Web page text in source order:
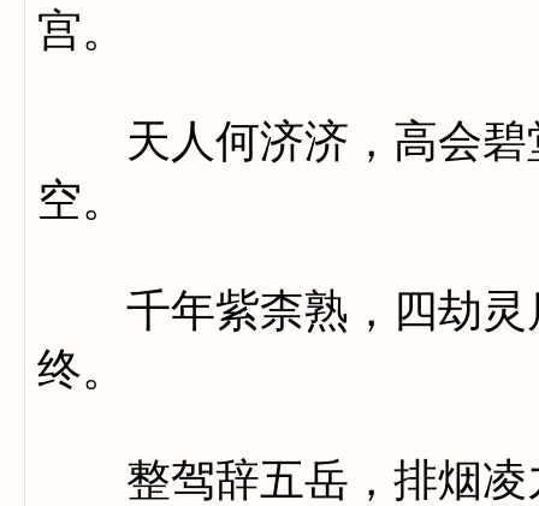
宫。
天人何济济，高会碧
空。
千年紫柰熟，四劫灵
终。
整驾辞五岳，排烟凌